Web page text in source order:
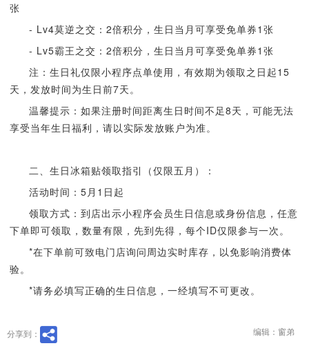
张
- Lv4莫逆之交：2倍积分，生日当月可享受免单券1张
- Lv5霸王之交：2倍积分，生日当月可享受免单券1张
注：生日礼仅限小程序点单使用，有效期为领取之日起15
天，发放时间为生日前7天。
温馨提示：如果注册时间距离生日时间不足8天，可能无法
享受当年生日福利，请以实际发放账户为准。
二、生日冰箱贴领取指引（仅限五月）：
活动时间：5月1日起
领取方式：到店出示小程序会员生日信息或身份信息，任意
下单即可领取，数量有限，先到先得，每个ID仅限参与一次。
*在下单前可致电门店询问周边实时库存，以免影响消费体
验。
*请务必填写正确的生日信息，一经填写不可更改。
分享到： 编辑：窗弟